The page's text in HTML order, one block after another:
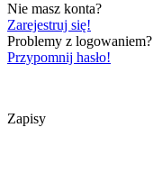
Nie masz konta?
Zarejestruj się!
Problemy z logowaniem?
Przypomnij hasło!
Zapisy